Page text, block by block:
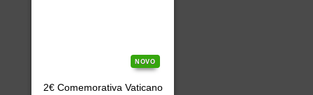
NOVO
2€ Comemorativa Vaticano